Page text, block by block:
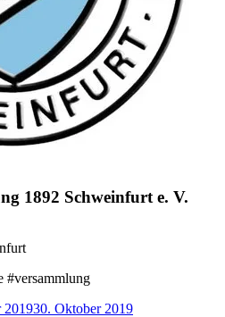
1892 Schweinfurt e. V.
#versammlung
201930. Oktober 2019